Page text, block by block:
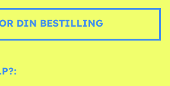
DIN BESTILLING